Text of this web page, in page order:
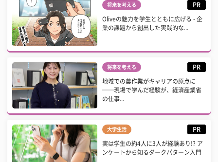
将来を考える PR
Oliveの魅力を学生とともに広げる - 企
業の課題から創出した実践的な...
将来を考える PR
地域での農作業がキャリアの原点に
──現場で学んだ経験が、経済産業省
の仕事...
大学生活 PR
実は学生の約4人に3人が経験あり!? ア
ンケートから知るダークパターン入門